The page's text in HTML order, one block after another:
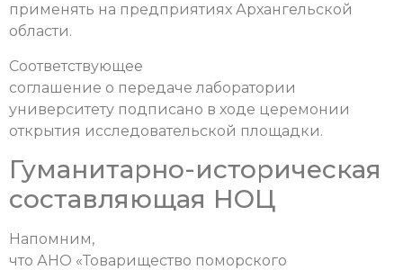
применять на предприятиях Архангельской
области.
Соответствующее
соглашение о передаче лаборатории
университету подписано в ходе церемонии
открытия исследовательской площадки.
Гуманитарно-историческая
составляющая НОЦ
Напомним,
что АНО «Товарищество поморского